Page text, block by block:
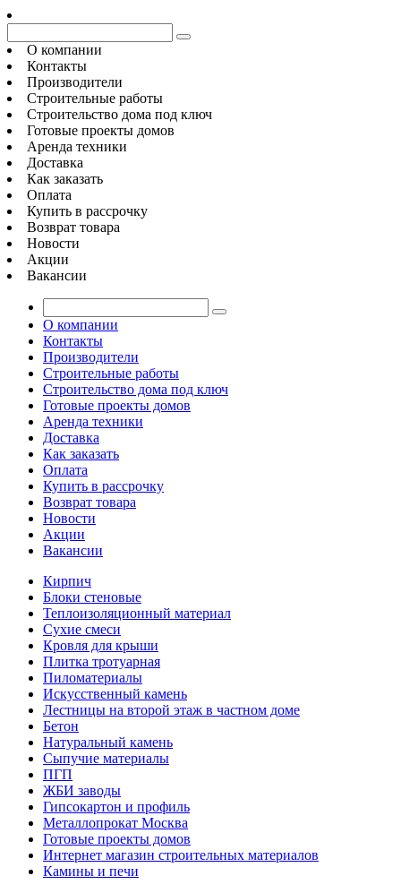
О компании
Контакты
Производители
Строительные работы
Строительство дома под ключ
Готовые проекты домов
Аренда техники
Доставка
Как заказать
Оплата
Купить в рассрочку
Возврат товара
Новости
Акции
Вакансии
О компании
Контакты
Производители
Строительные работы
Строительство дома под ключ
Готовые проекты домов
Аренда техники
Доставка
Как заказать
Оплата
Купить в рассрочку
Возврат товара
Новости
Акции
Вакансии
Кирпич
Блоки стеновые
Теплоизоляционный материал
Сухие смеси
Кровля для крыши
Плитка тротуарная
Пиломатериалы
Искусственный камень
Лестницы на второй этаж в частном доме
Бетон
Натуральный камень
Сыпучие материалы
ПГП
ЖБИ заводы
Гипсокартон и профиль
Металлопрокат Москва
Готовые проекты домов
Интернет магазин строительных материалов
Камины и печи